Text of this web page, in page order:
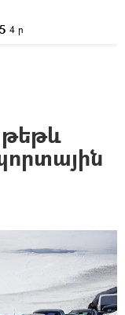
4 ր